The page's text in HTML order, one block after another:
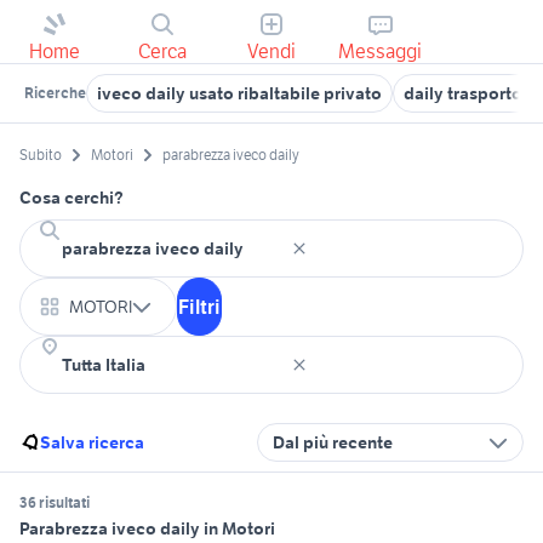
Home Cerca Vendi Messaggi
Ricerche iveco daily usato ribaltabile privato daily trasporto
Subito Motori parabrezza iveco daily
Cosa cerchi?
MOTORI Filtri
Salva ricerca Dal più recente
36 risultati
Parabrezza iveco daily in Motori